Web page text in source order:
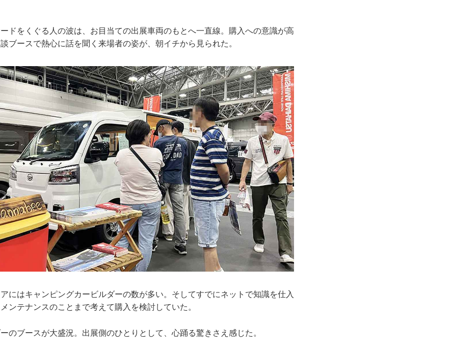
ドをくぐる人の波は、お目当ての出展車両のもとへ一直線。購入への意識が高
ブースで熱心に話を聞く来場者の姿が、朝イチから見られた。
にはキャンピングカービルダーの数が多い。そしてすでにネットで知識を仕入
ンテナンスのことまで考えて購入を検討していた。
のブースが大盛況。出展側のひとりとして、心踊る驚きさえ感じた。